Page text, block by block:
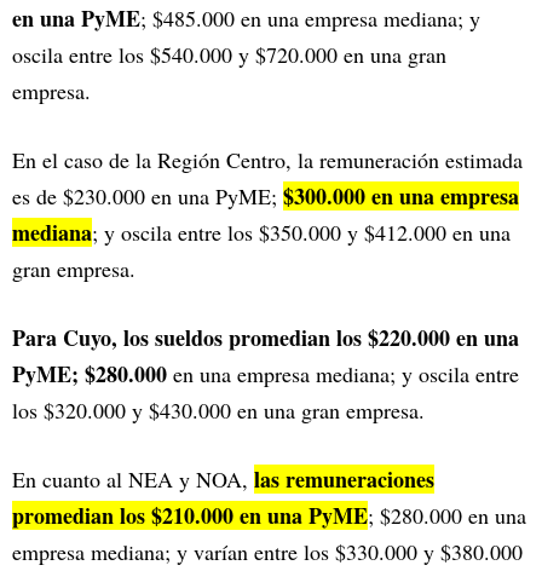
en una PyME; $485.000 en una empresa mediana; y
oscila entre los $540.000 y $720.000 en una gran
empresa.
En el caso de la Región Centro, la remuneración estimada
es de $230.000 en una PyME; $300.000 en una empresa
mediana; y oscila entre los $350.000 y $412.000 en una
gran empresa.
Para Cuyo, los sueldos promedian los $220.000 en una
PyME; $280.000 en una empresa mediana; y oscila entre
los $320.000 y $430.000 en una gran empresa.
En cuanto al NEA y NOA, las remuneraciones
promedian los $210.000 en una PyME; $280.000 en una
empresa mediana; y varían entre los $330.000 y $380.000